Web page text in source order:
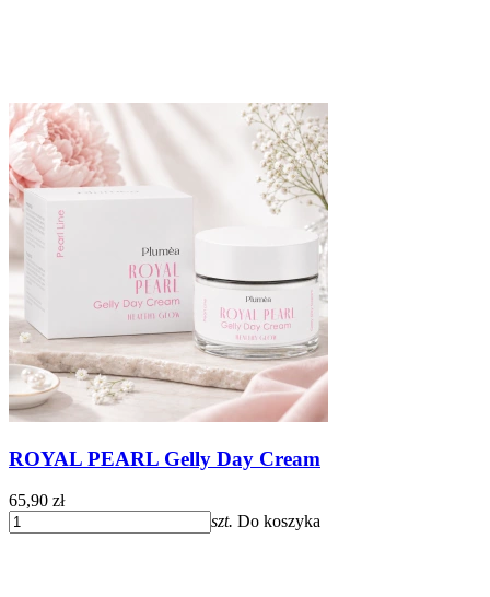
ROYAL PEARL Gelly Day Cream
65,90 zł
szt. Do koszyka